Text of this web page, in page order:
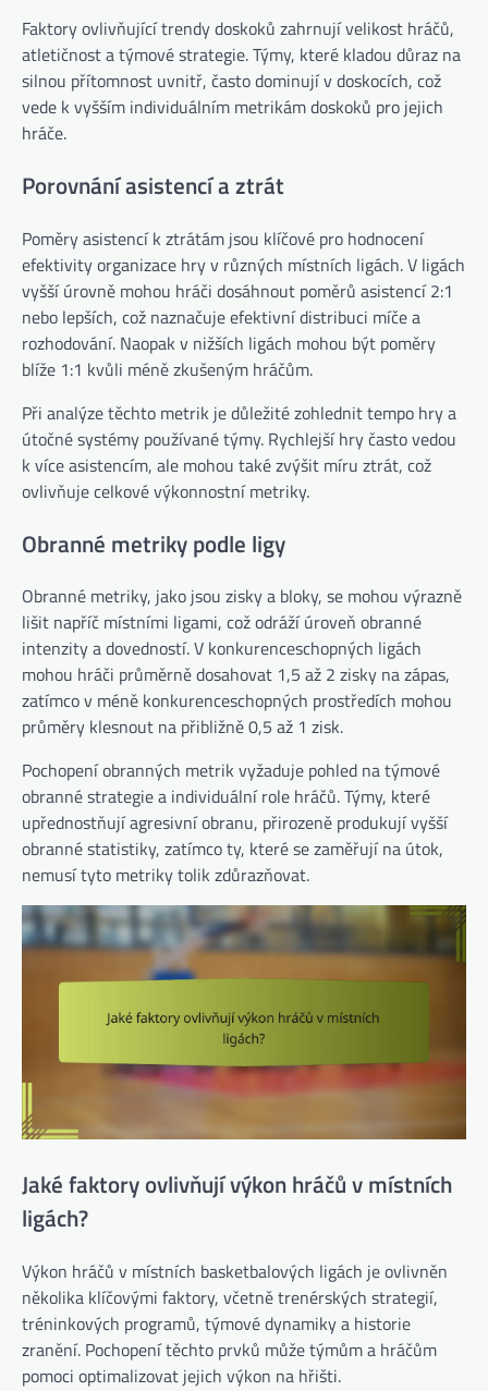
Faktory ovlivňující trendy doskoků zahrnují velikost hráčů,
atletičnost a týmové strategie. Týmy, které kladou důraz na
silnou přítomnost uvnitř, často dominují v doskocích, což
vede k vyšším individuálním metrikám doskoků pro jejich
hráče.
Porovnání asistencí a ztrát
Poměry asistencí k ztrátám jsou klíčové pro hodnocení
efektivity organizace hry v různých místních ligách. V ligách
vyšší úrovně mohou hráči dosáhnout poměrů asistencí 2:1
nebo lepších, což naznačuje efektivní distribuci míče a
rozhodování. Naopak v nižších ligách mohou být poměry
blíže 1:1 kvůli méně zkušeným hráčům.
Při analýze těchto metrik je důležité zohlednit tempo hry a
útočné systémy používané týmy. Rychlejší hry často vedou
k více asistencím, ale mohou také zvýšit míru ztrát, což
ovlivňuje celkové výkonnostní metriky.
Obranné metriky podle ligy
Obranné metriky, jako jsou zisky a bloky, se mohou výrazně
lišit napříč místními ligami, což odráží úroveň obranné
intenzity a dovedností. V konkurenceschopných ligách
mohou hráči průměrně dosahovat 1,5 až 2 zisky na zápas,
zatímco v méně konkurenceschopných prostředích mohou
průměry klesnout na přibližně 0,5 až 1 zisk.
Pochopení obranných metrik vyžaduje pohled na týmové
obranné strategie a individuální role hráčů. Týmy, které
upřednostňují agresivní obranu, přirozeně produkují vyšší
obranné statistiky, zatímco ty, které se zaměřují na útok,
nemusí tyto metriky tolik zdůrazňovat.
Jaké faktory ovlivňují výkon hráčů v místních
ligách?
Výkon hráčů v místních basketbalových ligách je ovlivněn
několika klíčovými faktory, včetně trenérských strategií,
tréninkových programů, týmové dynamiky a historie
zranění. Pochopení těchto prvků může týmům a hráčům
pomoci optimalizovat jejich výkon na hřišti.